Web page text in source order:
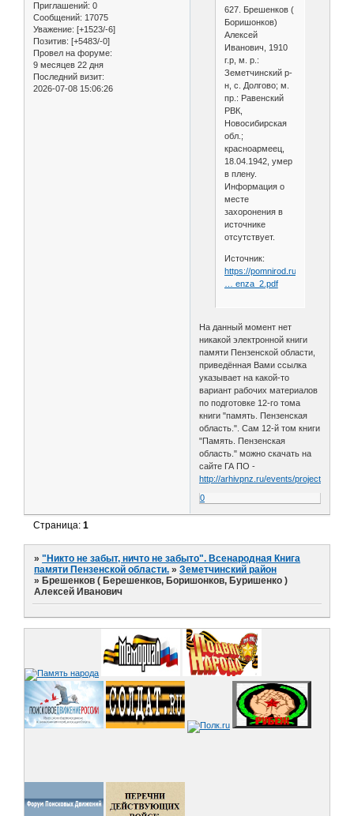
Приглашений: 0
Сообщений: 17075
Уважение: [+1523/-6]
Позитив: [+5483/-0]
Провел на форуме:
9 месяцев 22 дня
Последний визит:
2026-07-08 15:06:26
627. Брешенков (
Боришонков)
Алексей
Иванович, 1910
г.р, м. р.:
Земетчинский р-
н, с. Долгово; м.
пр.: Равенский
РВК,
Новосибирская
обл.;
красноармеец,
18.04.1942, умер
в плену.
Информация о
месте
захоронения в
источнике
отсутствует.
Источник:
https://pomnirod.ru/assets/files/
… enza_2.pdf
На данный момент нет
никакой электронной книги
памяти Пензенской области,
приведённая Вами ссылка
указывает на какой-то
вариант рабочих материалов
по подготовке 12-го тома
книги "память. Пензенская
область.". Сам 12-й том книги
"Память. Пензенская
область." можно скачать на
сайте ГА ПО -
http://arhivpnz.ru/events/projects/
0
Страница:1
»"Никто не забыт, ничто не забыто". Всенародная Книга
памяти Пензенской области. »Земетчинский район
» Брешенков ( Берешенков, Боришонков, Буришенко )
Алексей Иванович